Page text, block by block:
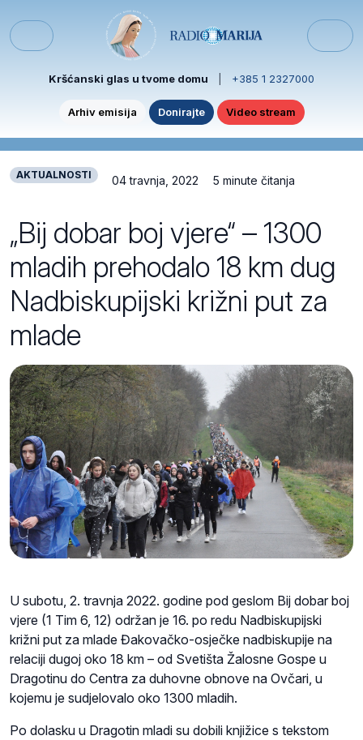
Menu
Kršćanski glas u tvome domu +385 1 2327000
Arhiv emisija Donirajte Video stream
AKTUALNOSTI 04 travnja, 2022 5 minute čitanja
„Bij dobar boj vjere“ – 1300
mladih prehodalo 18 km dug
Nadbiskupijski križni put za
mlade
U subotu, 2. travnja 2022. godine pod geslom Bij dobar boj
vjere (1 Tim 6, 12) održan je 16. po redu Nadbiskupijski
križni put za mlade Đakovačko-osječke nadbiskupije na
relaciji dugoj oko 18 km – od Svetišta Žalosne Gospe u
Dragotinu do Centra za duhovne obnove na Ovčari, u
kojemu je sudjelovalo oko 1300 mladih.
Po dolasku u Dragotin mladi su dobili knjižice s tekstom